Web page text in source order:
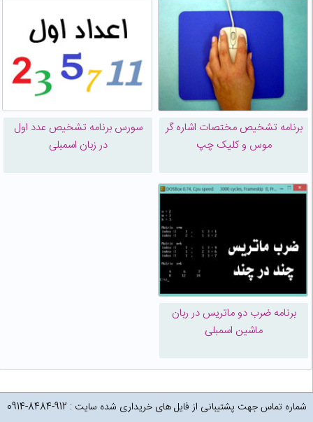
برنامه تشخیص مختصات اشاره گر
موس و کلیک چپ
سورس برنامه تشخیص عدد اول
در زبان اسمبلی
برنامه ضرب دو ماتریس در ربان
ماشین اسمبلی
شماره تماس جهت پشتیبانی از فایل های خریداری شده سایت : 912-8484-0914